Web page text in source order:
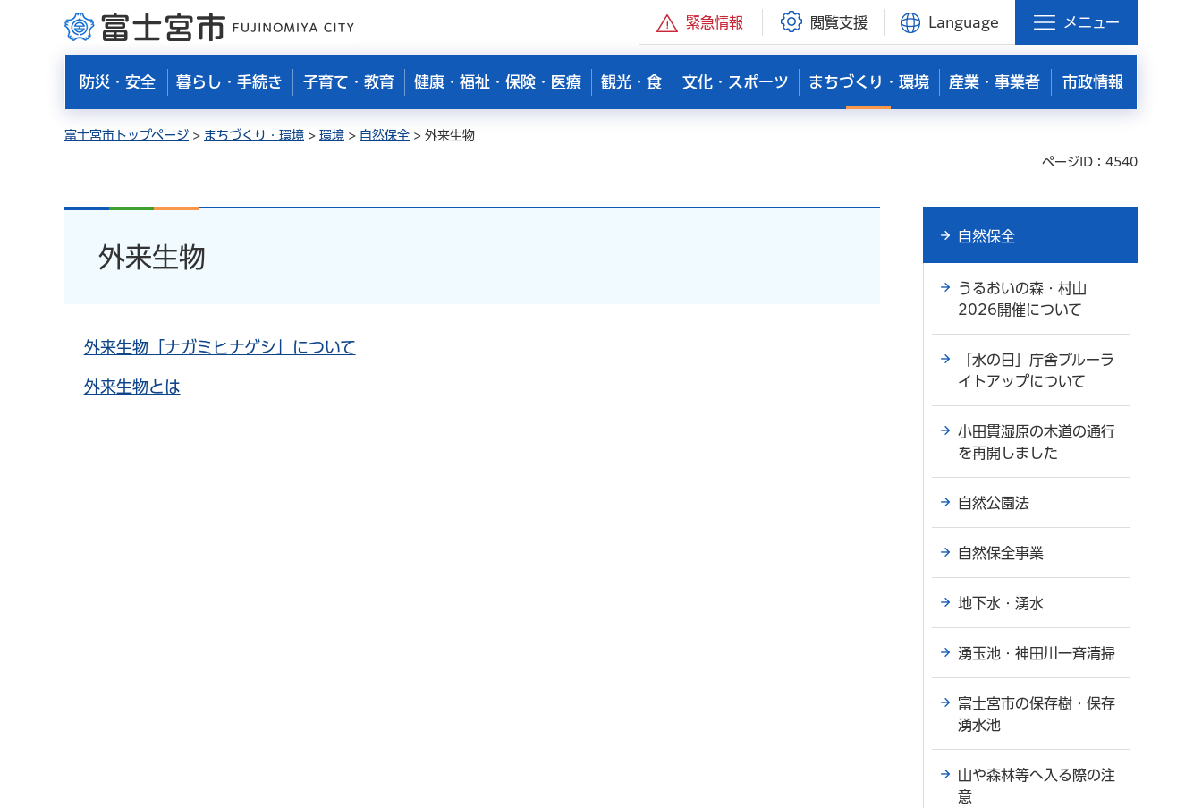
富士宮市 緊急情報 閲覧支援 Language メニュー
防災・安全 暮らし・手続き 子育て・教育 健康・福祉・保険・医療 観光・食 文化・スポーツ まちづくり・環境 産業・事業者 市政情報
富士宮市トップページ > まちづくり・環境 > 環境 > 自然保全 > 外来生物
ページID：4540
外来生物
外来生物「ナガミヒナゲシ」について
外来生物とは
自然保全
うるおいの森・村山
2026開催について
「水の日」庁舎ブルーラ
イトアップについて
小田貫湿原の木道の通行
を再開しました
自然公園法
自然保全事業
地下水・湧水
湧玉池・神田川一斉清掃
富士宮市の保存樹・保存
湧水池
山や森林等へ入る際の注
意